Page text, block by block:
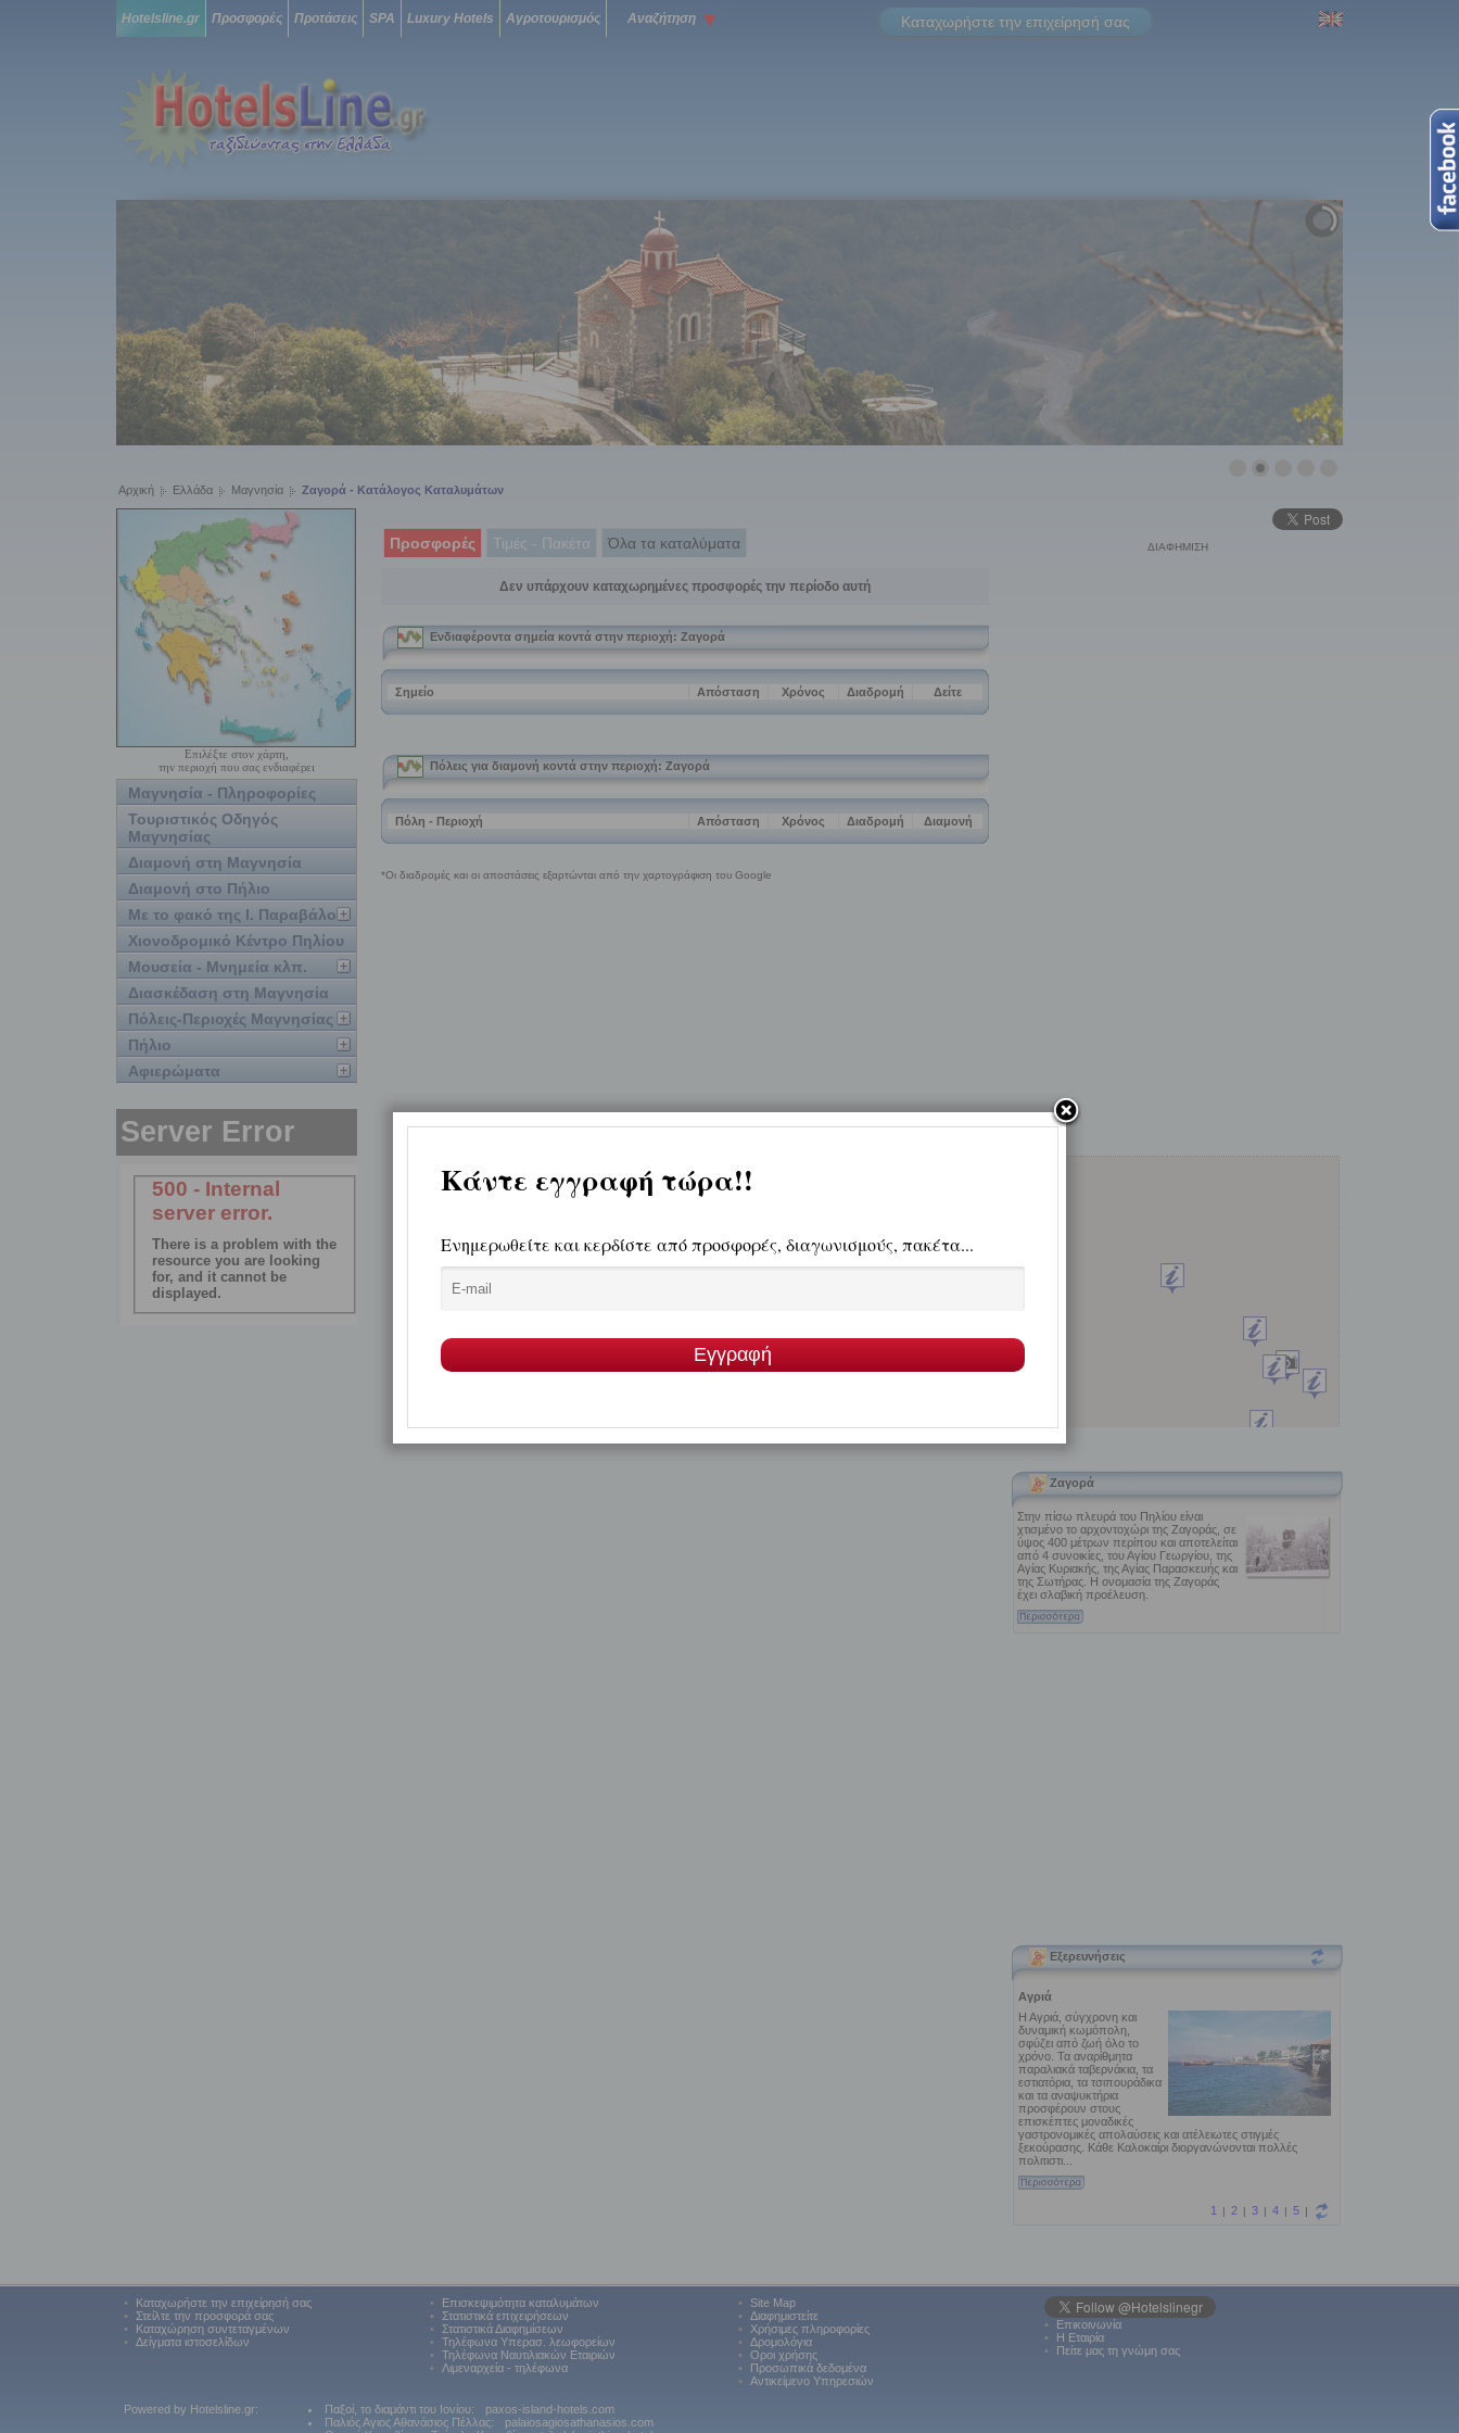
Hotelsline.gr Προσφορές Προτάσεις SPA Luxury Hotels Αγροτουρισμός Αναζήτηση Καταχωρήστε την επιχείρησή σας
Αρχική Ελλάδα Μαγνησία Ζαγορά - Κατάλογος Καταλυμάτων
Επιλέξτε στον χάρτη,
την περιοχή που σας ενδιαφέρει
Μαγνησία - Πληροφορίες
Τουριστικός Οδηγός
Μαγνησίας
Διαμονή στη Μαγνησία
Διαμονή στο Πήλιο
Με το φακό της Ι. Παραβάλου
Χιονοδρομικό Κέντρο Πηλίου
Μουσεία - Μνημεία κλπ.
Διασκέδαση στη Μαγνησία
Πόλεις-Περιοχές Μαγνησίας
Πήλιο
Αφιερώματα
Προσφορές Τιμές - Πακέτα Όλα τα καταλύματα
Δεν υπάρχουν καταχωρημένες προσφορές την περίοδο αυτή
ΔΙΑΦΗΜΙΣΗ
Ζαγορά
Στην πίσω πλευρά του Πηλίου είναι
χτισμένο το αρχοντοχώρι της Ζαγοράς, σε
ύψος 400 μέτρων περίπου και αποτελείται
από 4 συνοικίες, του Αγίου Γεωργίου, της
Αγίας Κυριακής, της Αγίας Παρασκευής και
της Σωτήρας. Η ονομασία της Ζαγοράς
έχει σλαβική προέλευση.
Εξερευνήσεις
•
Καταχωρήστε την επιχείρησή σας
•
Στείλτε την προσφορά σας
•
Καταχώρηση συντεταγμένων
•
Δείγματα ιστοσελίδων
•
Επισκεψιμότητα καταλυμάτων
•
Στατιστικά επιχειρήσεων
•
Στατιστικά Διαφημίσεων
•
Τηλέφωνα Υπερασ. λεωφορείων
•
Τηλέφωνα Ναυτιλιακών Εταιριών
•
Λιμεναρχεία - τηλέφωνα
•
Site Map
•
Διαφημιστείτε
•
Χρήσιμες πληροφορίες
•
Δρομολόγια
•
Οροι χρήσης
•
Προσωπικά δεδομένα
•
Αντικείμενο Υπηρεσιών
•
Επικοινωνία
•
Η Εταιρία
•
Πείτε μας τη γνώμη σας
Powered by Hotelsline.gr: Παξοί, το διαμάντι του Ιονίου:
paxos-island-hotels.com
Παλιός Αγιος Αθανάσιος Πέλλας:
palaiosagiosathanasios.com